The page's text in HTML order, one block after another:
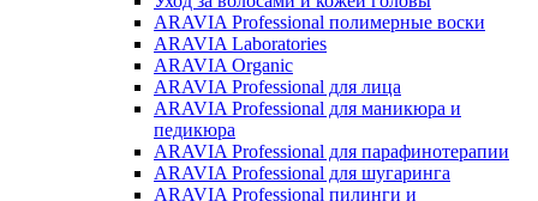
ARAVIA Professional полимерные воски
ARAVIA Laboratories
ARAVIA Organic
ARAVIA Professional для лица
ARAVIA Professional для маникюра и
педикюра
ARAVIA Professional для парафинотерапии
ARAVIA Professional для шугаринга
ARAVIA Professional пилинги и